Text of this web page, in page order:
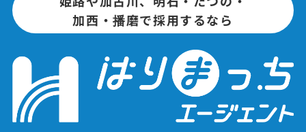
加西・播磨で採用するなら